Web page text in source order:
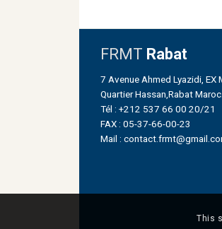
FRMT Rabat
7 Avenue Ahmed Lyazidi, EX
Quartier Hassan,Rabat Maroc.
Tél : +212 537 66 00 20/21
FAX : 05-37-66-00-23
Mail :
This